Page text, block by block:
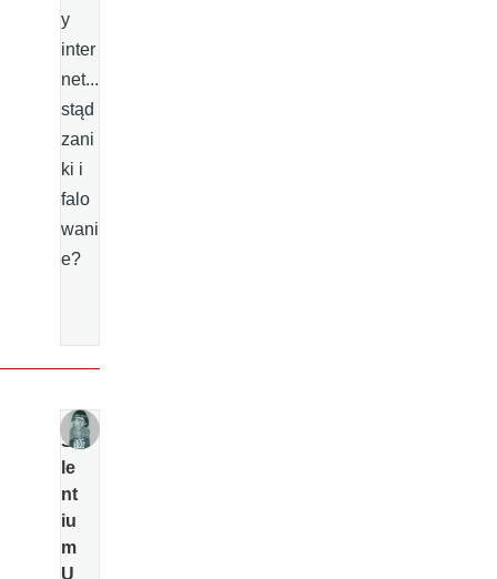
y
inter
net...
stąd
zani
ki i
falo
wani
e?
Si
le
nt
iu
m
U